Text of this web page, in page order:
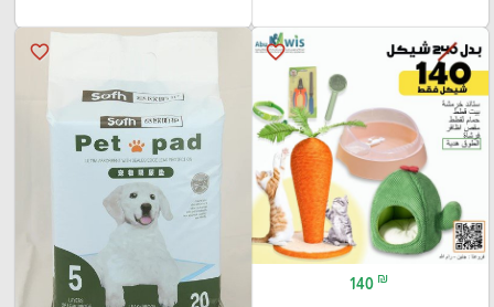
favorite_border
140 ₪
favorite_border